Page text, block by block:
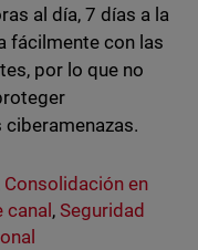
al día, 7 días a la
fácilmente con las
por lo que no
Consolidación en
canal ,Seguridad